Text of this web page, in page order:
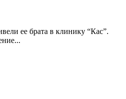
ее брата в клинику “Кас”.